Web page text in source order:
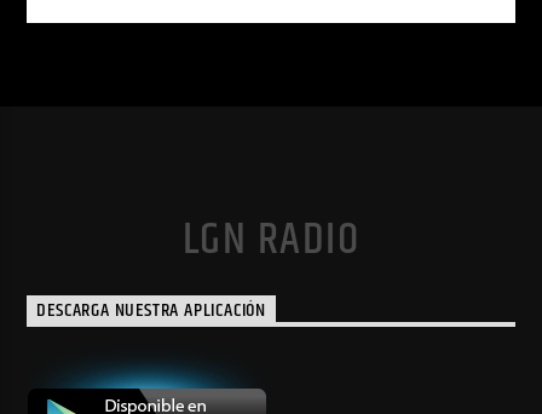
LGN RADIO
DESCARGA NUESTRA APLICACIÓN